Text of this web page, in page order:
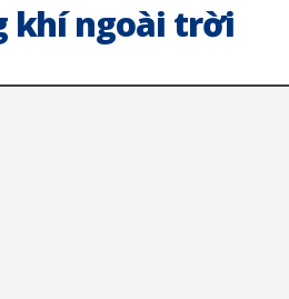
khí ngoài trời